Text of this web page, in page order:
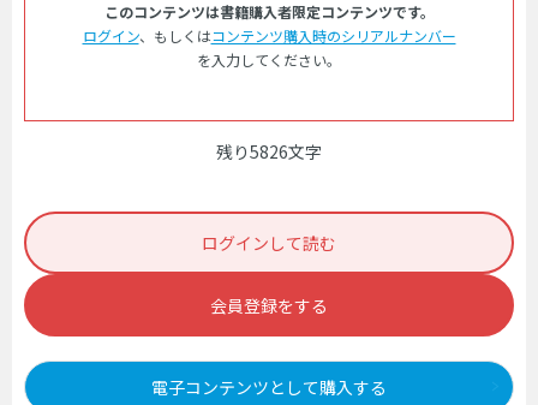
このコンテンツは書籍購入者限定コンテンツです。
ログイン、もしくはコンテンツ購入時のシリアルナンバー
を入力してください。
残り5826文字
ログインして読む
会員登録をする
電子コンテンツとして購入する